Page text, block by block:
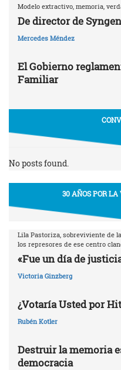
Modelo extractivo, memoria,
De director de
Mercedes Méndez
El Gobierno
Familiar
No posts found.
30 AÑOS POR
Lila Pastoriza, sobreviviente de
los represores de ese centro
«Fue un día de
Victoria Ginzberg
¿Votaría Usted por
Rubén Kotler
Destruir la memoria
democracia